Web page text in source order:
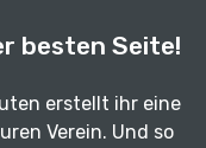
besten Seite!
erstellt ihr eine
Verein. Und so